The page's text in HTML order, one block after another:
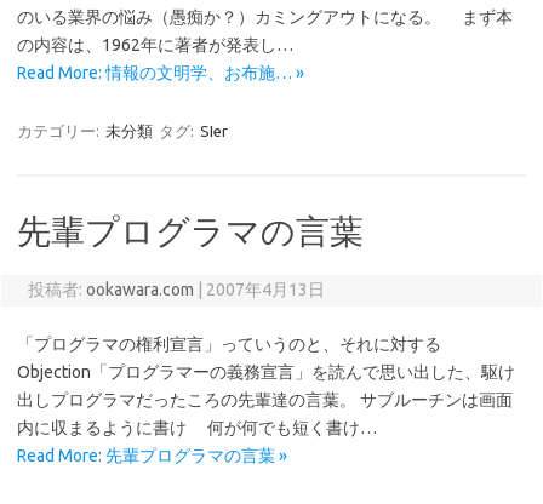
のいる業界の悩み（愚痴か？）カミングアウトになる。 まず本
の内容は、1962年に著者が発表し…
Read More: 情報の文明学、お布施… »
カテゴリー: 未分類 タグ: SIer
先輩プログラマの言葉
投稿者: ookawara.com 2007年4月13日
「プログラマの権利宣言」っていうのと、それに対する
Objection「プログラマーの義務宣言」を読んで思い出した、駆け
出しプログラマだったころの先輩達の言葉。 サブルーチンは画面
内に収まるように書け 何が何でも短く書け…
Read More: 先輩プログラマの言葉 »